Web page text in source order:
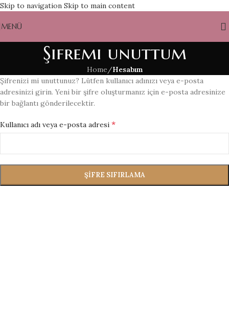
Skip to navigation Skip to main content
MENÜ
Şifremi unuttum
Home/Hesabım
Şifrenizi mi unuttunuz? Lütfen kullanıcı adınızı veya e-posta
adresinizi girin. Yeni bir şifre oluşturmanız için e-posta adresinize
bir bağlantı gönderilecektir.
Kullanıcı adı veya e-posta adresi *
ŞIFRE SIFIRLAMA